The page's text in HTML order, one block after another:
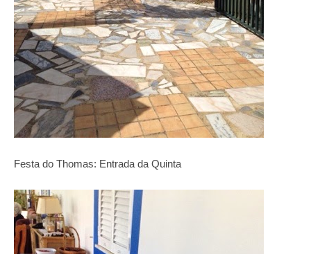
Festa do Thomas: Entrada da Quinta